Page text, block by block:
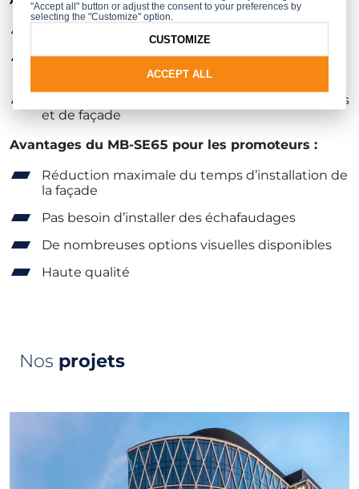
Possibilité de concevoir des segments non
standards et des éléments décoratifs
Intégration parfaite avec des fenêtres standards
et de façade
Avantages du MB-SE65 pour les promoteurs :
Réduction maximale du temps d’installation de
la façade
Pas besoin d’installer des échafaudages
De nombreuses options visuelles disponibles
Haute qualité
Nos projets
"Accept all" button or adjust the consent to your preferences by
selecting the "Customize" option.
ACCEPT ALL
CUSTOMIZE